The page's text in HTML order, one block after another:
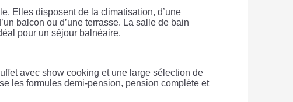
Elles disposent de la climatisation, d’une
balcon ou d’une terrasse. La salle de bain
pour un séjour balnéaire.
avec show cooking et une large sélection de
les formules demi-pension, pension complète et